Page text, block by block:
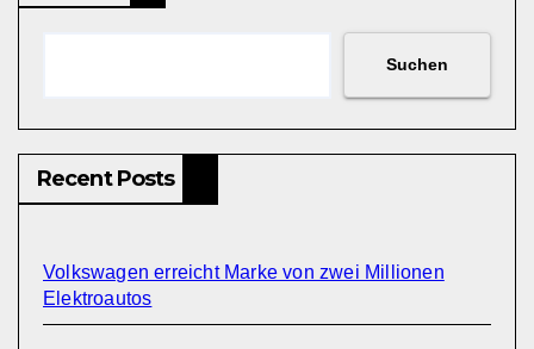
Suchen
Recent Posts
Volkswagen erreicht Marke von zwei Millionen
Elektroautos